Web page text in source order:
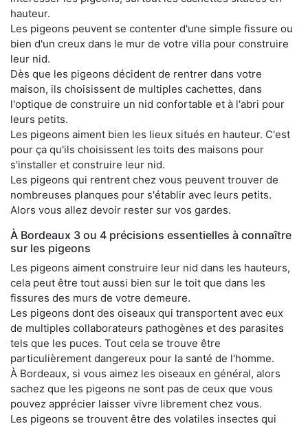
hauteur.
Les pigeons peuvent se contenter d'une simple fissure ou
bien d'un creux dans le mur de votre villa pour construire
leur nid.
Dès que les pigeons décident de rentrer dans votre
maison, ils choisissent de multiples cachettes, dans
l'optique de construire un nid confortable et à l'abri pour
leurs petits.
Les pigeons aiment bien les lieux situés en hauteur. C'est
pour ça qu'ils choisissent les toits des maisons pour
s'installer et construire leur nid.
Les pigeons qui rentrent chez vous peuvent trouver de
nombreuses planques pour s'établir avec leurs petits.
Alors vous allez devoir rester sur vos gardes.
À Bordeaux 3 ou 4 précisions essentielles à connaître
sur les pigeons
Les pigeons aiment construire leur nid dans les hauteurs,
cela peut être tout aussi bien sur le toit que dans les
fissures des murs de votre demeure.
Les pigeons dont des oiseaux qui transportent avec eux
de multiples collaborateurs pathogènes et des parasites
tels que les puces. Tout cela se trouve être
particulièrement dangereux pour la santé de l'homme.
À Bordeaux, si vous aimez les oiseaux en général, alors
sachez que les pigeons ne sont pas de ceux que vous
pouvez apprécier laisser vivre librement chez vous.
Les pigeons se trouvent être des volatiles insectes qui